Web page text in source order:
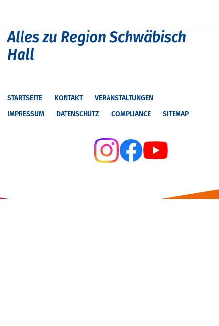
Alles zu Region Schwäbisch
Hall
STARTSEITE KONTAKT
VERANSTALTUNGEN
IMPRESSUM
DATENSCHUTZ COMPLIANCE SITEMAP